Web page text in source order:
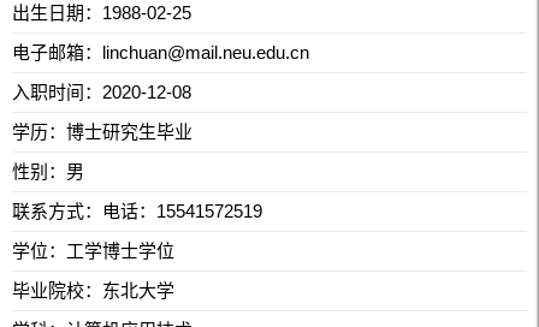
出生日期：1988-02-25
电子邮箱： linchuan@mail.neu.edu.cn
入职时间：2020-12-08
学历：博士研究生毕业
性别：男
联系方式： 电话：15541572519
学位：工学博士学位
毕业院校：东北大学